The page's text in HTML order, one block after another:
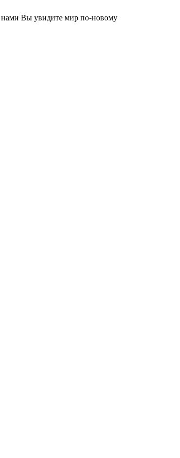
Вы увидите мир по-новому